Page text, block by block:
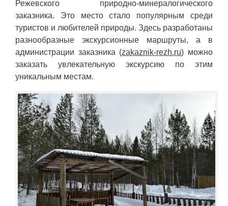
Режевского природно-минералогического
заказника. Это место стало популярным среди
туристов и любителей природы. Здесь разработаны
разнообразные экскурсионные маршруты, а в
администрации заказника (zakaznik-rezh.ru) можно
заказать увлекательную экскурсию по этим
уникальным местам.